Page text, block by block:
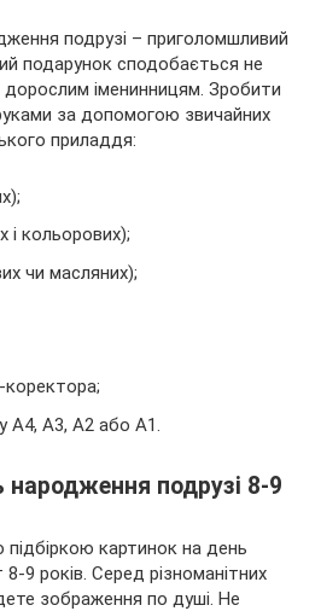
подрузі – приголомшливий
подарунок сподобається не
дорослим іменинницям. Зробити
за допомогою звичайних
приладдя:
і кольорових);
чи масляних);
коректора;
А4, А3, А2 або А1.
подрузі 8-9
картинок на день
9 років. Серед різноманітних
зображення по душі. Не